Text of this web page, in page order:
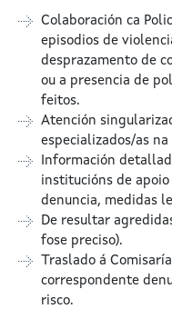
Colaboración ca
episodios de
desprazamento de
ou a presencia de
feitos.
Atención
especializados/as
Información
institucións de
denuncia, medidas
De resultar
fose preciso).
Traslado á
correspondente
risco.